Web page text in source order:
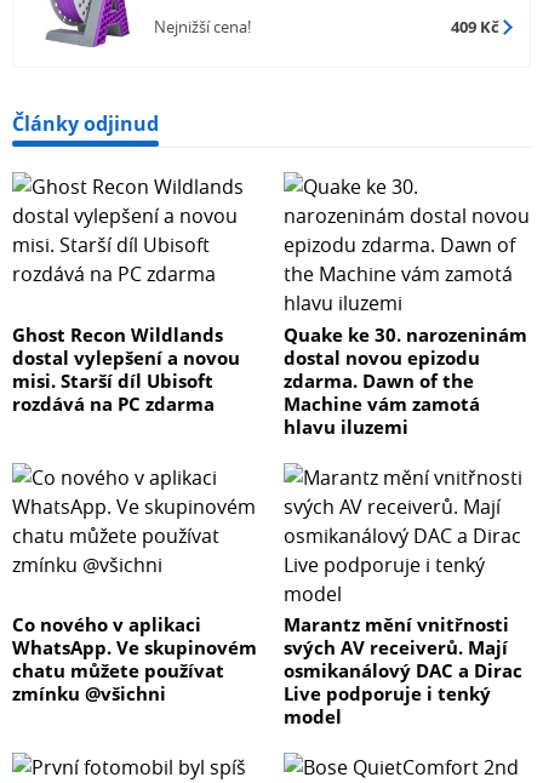
Nejnižší cena! 409 Kč
Články odjinud
Ghost Recon Wildlands
dostal vylepšení a novou
misi. Starší díl Ubisoft
rozdává na PC zdarma
Quake ke 30. narozeninám
dostal novou epizodu
zdarma. Dawn of the
Machine vám zamotá
hlavu iluzemi
Co nového v aplikaci
WhatsApp. Ve skupinovém
chatu můžete používat
zmínku @všichni
Marantz mění vnitřnosti
svých AV receiverů. Mají
osmikanálový DAC a Dirac
Live podporuje i tenký
model